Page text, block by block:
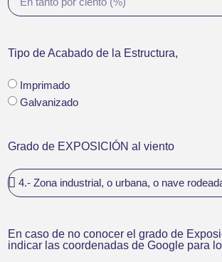
Tipo de Acabado de la Estructura,
Imprimado
Galvanizado
Grado de EXPOSICIÓN al viento
En caso de no conocer el grado de
indicar las coordenadas de Google para